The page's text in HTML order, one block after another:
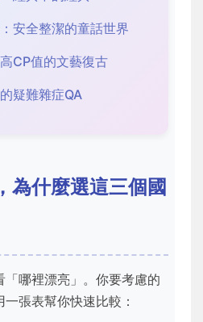
安全整潔的童話世界
CP值的文藝復古
疑難雜症QA
為什麼選這三個國
「哪裡漂亮」。你要考慮的
張表幫你快速比較：